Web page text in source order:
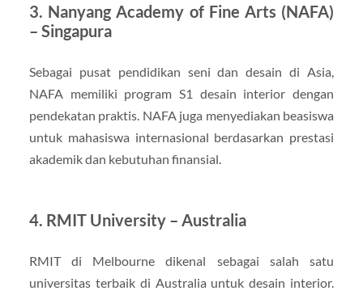
3. Nanyang Academy of Fine Arts (NAFA)
– Singapura
Sebagai pusat pendidikan seni dan desain di Asia,
NAFA memiliki program S1 desain interior dengan
pendekatan praktis. NAFA juga menyediakan beasiswa
untuk mahasiswa internasional berdasarkan prestasi
akademik dan kebutuhan finansial.
4. RMIT University – Australia
RMIT di Melbourne dikenal sebagai salah satu
universitas terbaik di Australia untuk desain interior.